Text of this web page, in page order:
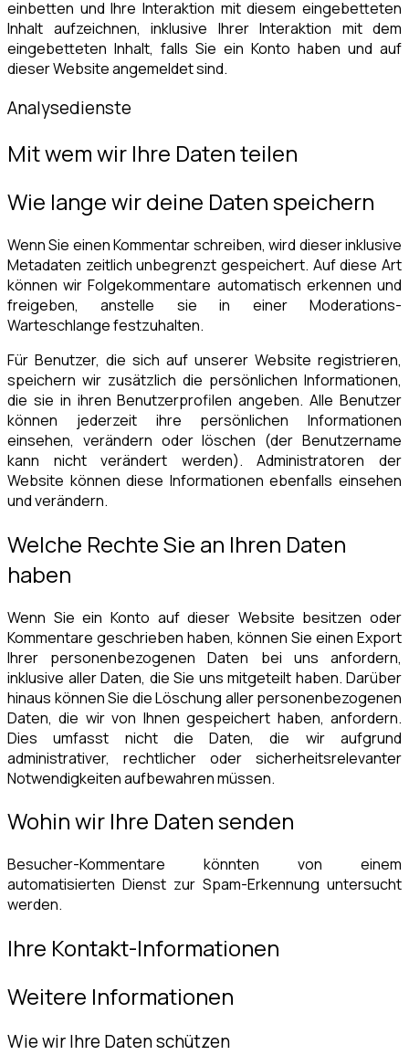
einbetten und Ihre Interaktion mit diesem eingebetteten
Inhalt aufzeichnen, inklusive Ihrer Interaktion mit dem
eingebetteten Inhalt, falls Sie ein Konto haben und auf
dieser Website angemeldet sind.
Analysedienste
Mit wem wir Ihre Daten teilen
Wie lange wir deine Daten speichern
Wenn Sie einen Kommentar schreiben, wird dieser inklusive
Metadaten zeitlich unbegrenzt gespeichert. Auf diese Art
können wir Folgekommentare automatisch erkennen und
freigeben, anstelle sie in einer Moderations-
Warteschlange festzuhalten.
Für Benutzer, die sich auf unserer Website registrieren,
speichern wir zusätzlich die persönlichen Informationen,
die sie in ihren Benutzerprofilen angeben. Alle Benutzer
können jederzeit ihre persönlichen Informationen
einsehen, verändern oder löschen (der Benutzername
kann nicht verändert werden). Administratoren der
Website können diese Informationen ebenfalls einsehen
und verändern.
Welche Rechte Sie an Ihren Daten
haben
Wenn Sie ein Konto auf dieser Website besitzen oder
Kommentare geschrieben haben, können Sie einen Export
Ihrer personenbezogenen Daten bei uns anfordern,
inklusive aller Daten, die Sie uns mitgeteilt haben. Darüber
hinaus können Sie die Löschung aller personenbezogenen
Daten, die wir von Ihnen gespeichert haben, anfordern.
Dies umfasst nicht die Daten, die wir aufgrund
administrativer, rechtlicher oder sicherheitsrelevanter
Notwendigkeiten aufbewahren müssen.
Wohin wir Ihre Daten senden
Besucher-Kommentare könnten von einem
automatisierten Dienst zur Spam-Erkennung untersucht
werden.
Ihre Kontakt-Informationen
Weitere Informationen
Wie wir Ihre Daten schützen